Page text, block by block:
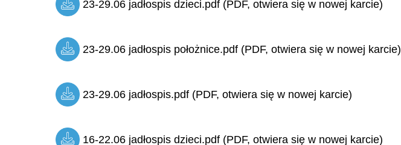
23-29.06 jadłospis dzieci.pdf (PDF, otwiera się w nowej karcie)
23-29.06 jadłospis położnice.pdf (PDF, otwiera się w nowej karcie)
23-29.06 jadłospis.pdf (PDF, otwiera się w nowej karcie)
16-22.06 jadłospis dzieci.pdf (PDF, otwiera się w nowej karcie)